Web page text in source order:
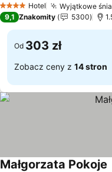
4 KategoriaHotel Wyjątkowe
9,1 Znakomity 5300
Od 303 zł
Zobacz ceny z 14 stron
Małgorzata Pokoje